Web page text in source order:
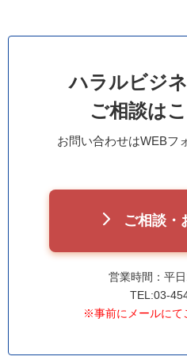
ハラルビジ
ご相談は
お問い合わせはWEBフ
ご相談・
営業時間：平
TEL:03-
※事前にメールにて